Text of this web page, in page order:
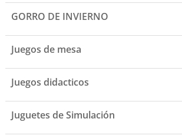
GORRO DE INVIERNO
Juegos de mesa
Juegos didacticos
Juguetes de Simulación